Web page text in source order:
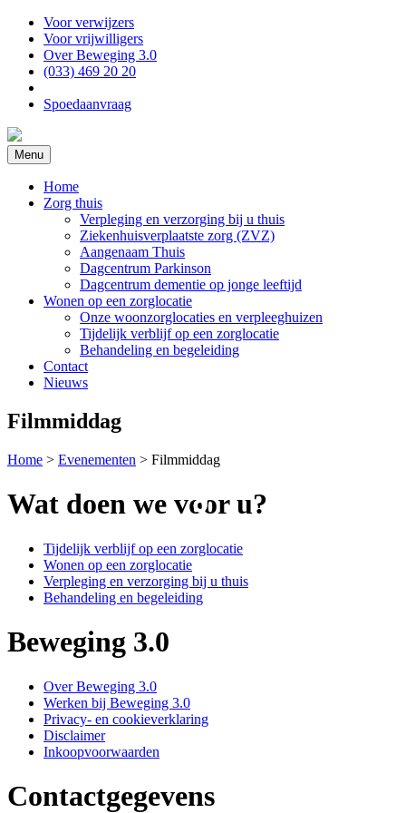
Voor verwijzers
Voor vrijwilligers
Over Beweging 3.0
(033) 469 20 20
Spoedaanvraag
Menu
Home
Zorg thuis
Verpleging en verzorging bij u thuis
Ziekenhuisverplaatste zorg (ZVZ)
Aangenaam Thuis
Dagcentrum Parkinson
Dagcentrum dementie op jonge leeftijd
Wonen op een zorglocatie
Onze woonzorglocaties en verpleeghuizen
Tijdelijk verblijf op een zorglocatie
Behandeling en begeleiding
Contact
Nieuws
Filmmiddag
Home > Evenementen > Filmmiddag
Wat doen we voor u?
Tijdelijk verblijf op een zorglocatie
Wonen op een zorglocatie
Verpleging en verzorging bij u thuis
Behandeling en begeleiding
Beweging 3.0
Over Beweging 3.0
Werken bij Beweging 3.0
Privacy- en cookieverklaring
Disclaimer
Inkoopvoorwaarden
Contactgegevens